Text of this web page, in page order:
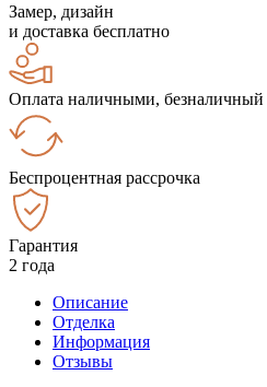
Замер, дизайн
и доставка бесплатно
Оплата наличными, безналичный
Беспроцентная рассрочка
Гарантия
2 года
Описание
Отделка
Информация
Отзывы